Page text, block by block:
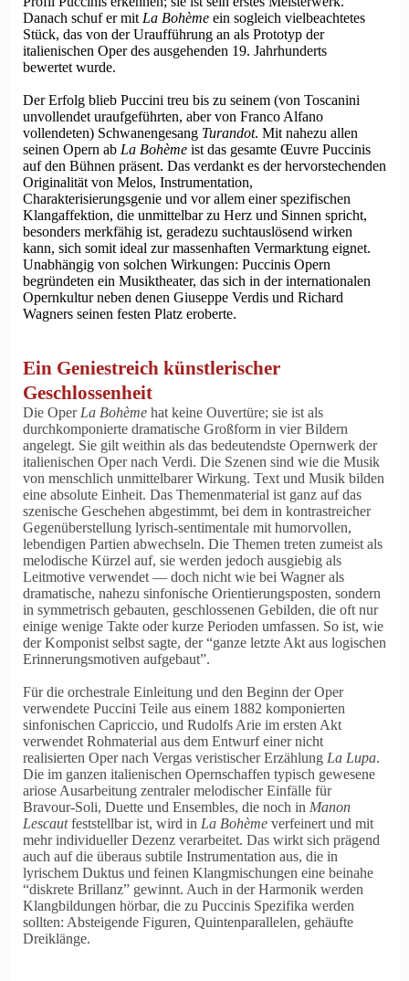
Danach schuf er mitLa Bohème ein sogleich vielbeachtetes
Stück, das von der Uraufführung an als Prototyp der
italienischen Oper des ausgehenden 19. Jahr­hunderts
bewertet wurde.
Der Erfolg blieb Puccini treu bis zu seinem (von Toscanini
unvollendet uraufgeführten, aber von Franco Alfano
vollendeten) Schwanengesang Turandot. Mit nahezu allen
seinen Opern ab La Bohème ist das gesamte Œuvre Puccinis
auf den Bühnen präsent. Das verdankt es der hervorstechenden
Originalität von Melos, Instrumentation,
Charakterisierungsgenie und vor allem einer spezifischen
Klangaffektion, die unmittelbar zu Herz und Sinnen spricht,
besonders merkfähig ist, geradezu suchtauslösend wirken
kann, sich somit ideal zur massenhaften Vermarktung eignet.
Unabhängig von solchen Wirkungen: Puccinis Opern
begründeten ein Musiktheater, das sich in der internationalen
Opernkultur neben denen Giuseppe Verdis und Richard
Wagners seinen festen Platz eroberte.
Ein Geniestreich künstlerischer
Geschlossenheit
Die OperLa Bohème hat keine Ouvertüre; sie ist als
durchkomponierte dramatische Großform in vier Bildern
angelegt. Sie gilt weithin als das bedeutendste Opernwerk der
italienischen Oper nach Verdi. Die Szenen sind wie die Musik
von menschlich unmittelbarer Wirkung. Text und Musik bilden
eine absolute Einheit. Das Themenmaterial ist ganz auf das
szenische Geschehen abgestimmt, bei dem in kontrastreicher
Gegenüberstellung lyrisch-sentimentale mit humorvollen,
lebendigen Partien abwechseln. Die Themen treten zumeist als
melodische Kürzel auf, sie werden jedoch ausgiebig als
Leitmotive verwendet — doch nicht wie bei Wagner als
dramatische, nahezu sinfonische Orientierungsposten, sondern
in symmetrisch gebauten, geschlossenen Gebilden, die oft nur
einige wenige Takte oder kurze Perioden umfassen. So ist, wie
der Komponist selbst sagte, der
ganze letzte Akt aus logischen
Erinnerungsmotiven aufgebaut .
Für die orchestrale Einleitung und den Beginn der Oper
verwendete Puccini Teile aus einem 1882 komponierten
sinfonischen Capriccio, und Rudolfs Arie im ersten Akt
verwendet Rohmaterial aus dem Entwurf einer nicht
realisierten Oper nach Vergas veristischer Erzählung La Lupa.
Die im ganzen italienischen Opernschaffen typisch gewesene
ariose Ausarbeitung zentraler melodischer Einfälle für
Bravour-Soli, Duette und Ensembles, die noch in Manon
Lescautfeststellbar ist, wird in La Bohème verfeinert und mit
mehr individueller Dezenz verarbeitet. Das wirkt sich prägend
auch auf die überaus subtile Instrumentation aus, die in
lyrischem Duktus und feinen Klangmischungen eine beinahe
diskrete Brillanz
gewinnt. Auch in der Harmonik werden
Klangbildungen hörbar, die zu Puccinis Spezifika werden
sollten: Absteigende Figuren, Quintenparallelen, gehäufte
Dreiklänge.